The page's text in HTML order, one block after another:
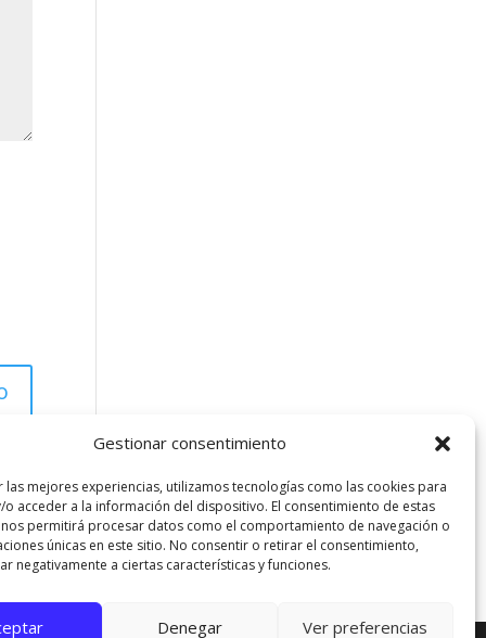
Gestionar consentimiento
las mejores experiencias, utilizamos tecnologías como las cookies para
o acceder a la información del dispositivo. El consentimiento de estas
permitirá procesar datos como el comportamiento de navegación o
únicas en este sitio. No consentir o retirar el consentimiento,
negativamente a ciertas características y funciones.
Denegar Ver preferencias